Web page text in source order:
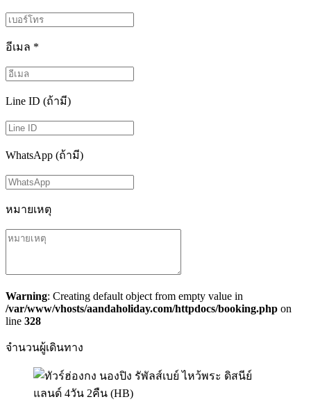
อีเมล *
Line ID (ถ้ามี)
WhatsApp (ถ้ามี)
หมายเหตุ
Warning: Creating default object from empty value in
/var/www/vhosts/aandaholiday.com/httpdocs/booking.php on
line 328
จำนวนผู้เดินทาง